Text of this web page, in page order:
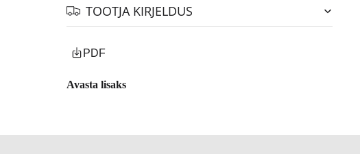
TOOTJA KIRJELDUS
PDF
Avasta lisaks